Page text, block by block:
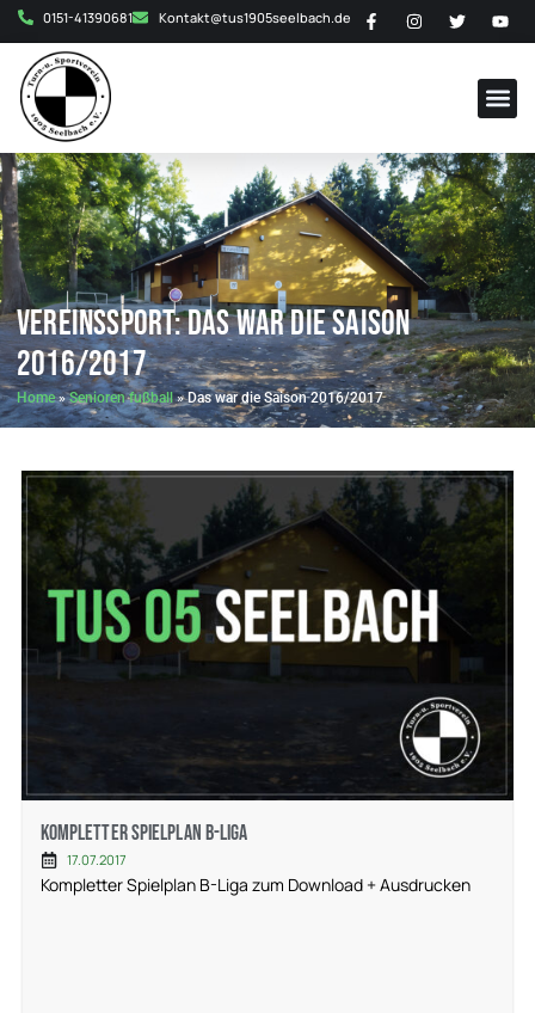
0151-41390681 Kontakt@tus1905seelbach.de
Vereinssport: Das war die Saison
2016/2017
Home»Senioren fußball»Das war die Saison 2016/2017
Kompletter Spielplan B-Liga
17.07.2017
Kompletter Spielplan B-Liga zum Download + Ausdrucken